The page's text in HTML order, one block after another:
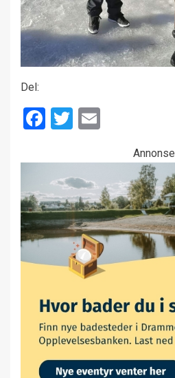
Del:
Facebook
Twitter
Annonse